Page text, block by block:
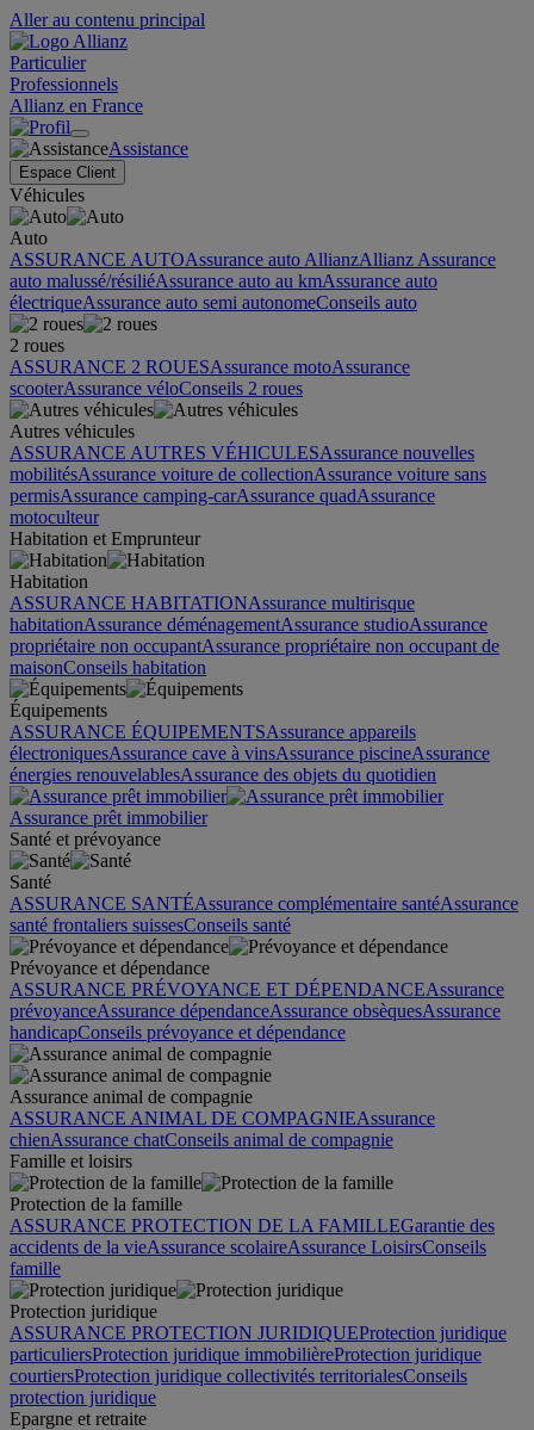
Aller au contenu principal
Particulier
Professionnels
Allianz en France
Assistance
Espace Client
Véhicules
Auto
ASSURANCE AUTOAssurance auto AllianzAllianz Assurance
auto malussé/résiliéAssurance auto au kmAssurance auto
électriqueAssurance auto semi autonomeConseils auto
2 roues
ASSURANCE 2 ROUESAssurance motoAssurance
scooterAssurance véloConseils 2 roues
Autres véhicules
ASSURANCE AUTRES VÉHICULESAssurance nouvelles
mobilitésAssurance voiture de collectionAssurance voiture sans
permisAssurance camping-carAssurance quadAssurance
motoculteur
Habitation et Emprunteur
Habitation
ASSURANCE HABITATIONAssurance multirisque
habitationAssurance déménagementAssurance studioAssurance
propriétaire non occupantAssurance propriétaire non occupant de
maisonConseils habitation
Équipements
ASSURANCE ÉQUIPEMENTSAssurance appareils
électroniquesAssurance cave à vinsAssurance piscineAssurance
énergies renouvelablesAssurance des objets du quotidien
Assurance prêt immobilier
Santé et prévoyance
Santé
ASSURANCE SANTÉAssurance complémentaire santéAssurance
santé frontaliers suissesConseils santé
Prévoyance et dépendance
ASSURANCE PRÉVOYANCE ET DÉPENDANCEAssurance
prévoyanceAssurance dépendanceAssurance obsèquesAssurance
handicapConseils prévoyance et dépendance
Assurance animal de compagnie
ASSURANCE ANIMAL DE COMPAGNIEAssurance
chienAssurance chatConseils animal de compagnie
Famille et loisirs
Protection de la famille
ASSURANCE PROTECTION DE LA FAMILLEGarantie des
accidents de la vieAssurance scolaireAssurance LoisirsConseils
famille
Protection juridique
ASSURANCE PROTECTION JURIDIQUEProtection juridique
particuliersProtection juridique immobilièreProtection juridique
courtiersProtection juridique collectivités territorialesConseils
protection juridique
Epargne et retraite